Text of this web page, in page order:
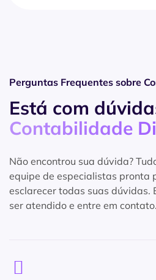
Perguntas Frequentes sobre
Está com
Contabilidade
Não encontrou sua dúvida?
equipe de especialistas pronta
esclarecer todas suas dúvidas.
ser atendido e entre em contato.